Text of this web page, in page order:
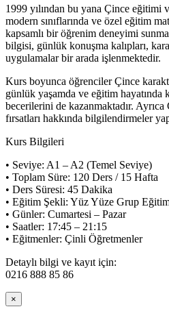
1999 yılından bu yana Çince
modern sınıflarında ve özel eğitim
kapsamlı bir öğrenim deneyimi
bilgisi, günlük konuşma kalıpları,
uygulamalar bir arada işlenmektedir.
Kurs boyunca öğrenciler Çince
günlük yaşamda ve eğitim
becerilerini de kazanmaktadır.
fırsatları hakkında bilgilendirmeler
Kurs Bilgileri
• Seviye: A1 – A2 (Temel Seviye)
• Toplam Süre: 120 Ders / 15 Hafta
• Ders Süresi: 45 Dakika
• Eğitim Şekli: Yüz Yüze Grup
• Günler: Cumartesi – Pazar
• Saatler: 17:45 – 21:15
• Eğitmenler: Çinli Öğretmenler
Detaylı bilgi ve kayıt için:
0216 888 85 86
×